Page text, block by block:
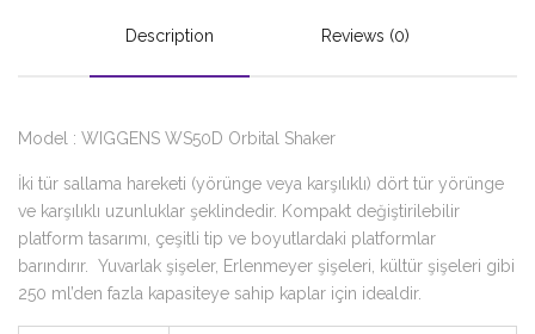
Description Reviews (0)
Model : WIGGENS WS50D Orbital Shaker
İki tür sallama hareketi (yörünge veya karşılıklı) dört tür yörünge
ve karşılıklı uzunluklar şeklindedir. Kompakt değiştirilebilir
platform tasarımı, çeşitli tip ve boyutlardaki platformlar
barındırır. Yuvarlak şişeler, Erlenmeyer şişeleri, kültür şişeleri gibi
250 ml’den fazla kapasiteye sahip kaplar için idealdir.